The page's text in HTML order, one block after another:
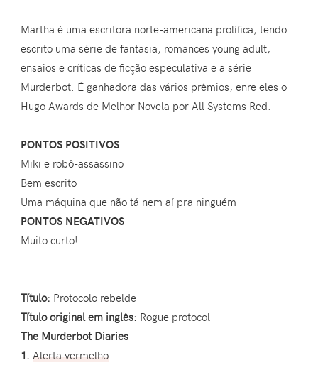
Martha é uma escritora norte-americana prolífica, tendo
escrito uma série de fantasia, romances young adult,
ensaios e críticas de ficção especulativa e a série
Murderbot. É ganhadora das vários prêmios, enre eles o
Hugo Awards de Melhor Novela por All Systems Red.
PONTOS POSITIVOS
Miki e robô-assassino
Bem escrito
Uma máquina que não tá nem aí pra ninguém
PONTOS NEGATIVOS
Muito curto!
Título: Protocolo rebelde
Título original em inglês: Rogue protocol
The Murderbot Diaries
1. Alerta vermelho